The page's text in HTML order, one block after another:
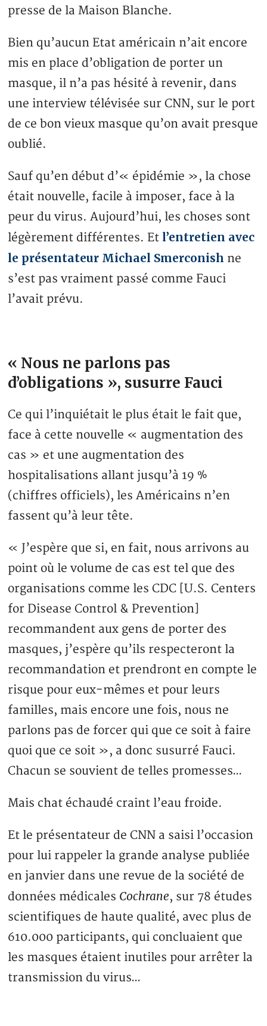
presse de la Maison Blanche.
Bien qu’aucun Etat américain n’ait encore
mis en place d’obligation de porter un
masque, il n’a pas hésité à revenir, dans
une interview télévisée sur CNN, sur le port
de ce bon vieux masque qu’on avait presque
oublié.
Sauf qu’en début d’« épidémie », la chose
était nouvelle, facile à imposer, face à la
peur du virus. Aujourd’hui, les choses sont
légèrement différentes. Et l’entretien avec
le présentateur Michael Smerconish ne
s’est pas vraiment passé comme Fauci
l’avait prévu.
« Nous ne parlons pas
d’obligations », susurre Fauci
Ce qui l’inquiétait le plus était le fait que,
face à cette nouvelle « augmentation des
cas » et une augmentation des
hospitalisations allant jusqu’à 19 %
(chiffres officiels), les Américains n’en
fassent qu’à leur tête.
« J’espère que si, en fait, nous arrivons au
point où le volume de cas est tel que des
organisations comme les CDC [U.S. Centers
for Disease Control & Prevention]
recommandent aux gens de porter des
masques, j’espère qu’ils respecteront la
recommandation et prendront en compte le
risque pour eux-mêmes et pour leurs
familles, mais encore une fois, nous ne
parlons pas de forcer qui que ce soit à faire
quoi que ce soit », a donc susurré Fauci.
Chacun se souvient de telles promesses…
Mais chat échaudé craint l’eau froide.
Et le présentateur de CNN a saisi l’occasion
pour lui rappeler la grande analyse publiée
en janvier dans une revue de la société de
données médicales Cochrane, sur 78 études
scientifiques de haute qualité, avec plus de
610.000 participants, qui concluaient que
les masques étaient inutiles pour arrêter la
transmission du virus…